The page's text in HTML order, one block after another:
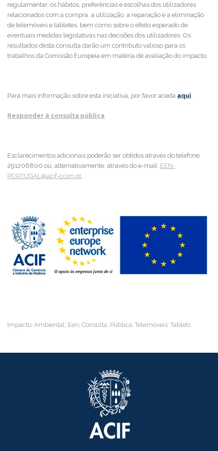
regulamentar, os hábitos, preferências e escolhas dos utilizadores
relacionados com a compra, a utilização, a reparação e a eliminação
de telemóveis e tabletes, bem como sobre o efeito esperado de
eventuais medidas legislativas nas decisões dos utilizadores. Os
resultados desta consulta darão um contributo valioso para os
trabalhos da Comissão Europeia em matéria de avaliação do impacto.
Para mais informação sobre esta iniciativa, por favor aceda aqui
Responder à consulta pública
Esclarecimentos adicionais poderão ser obtidos através do telefone
291206800 ou, alternativamente, através do e-mail: EEN-
PORTUGAL@acif-ccim.pt
Impacto; Ambiental; Een; Consulta; Pública; Telemoveis; Tablets